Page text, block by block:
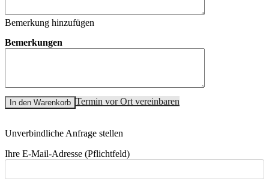
Bemerkung hinzufügen
Bemerkungen
In den Warenkorb Termin vor Ort vereinbaren
Unverbindliche Anfrage stellen
Ihre E-Mail-Adresse (Pflichtfeld)